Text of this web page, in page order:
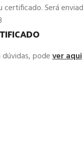
Será
dúvidas, podever aqui